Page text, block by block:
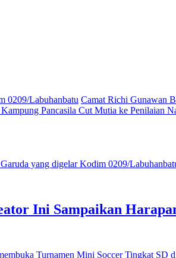
0209/Labuhanbatu Camat Richi Gunawan
Pancasila Cut Mutia ke Penilaian
Ini Sampaikan